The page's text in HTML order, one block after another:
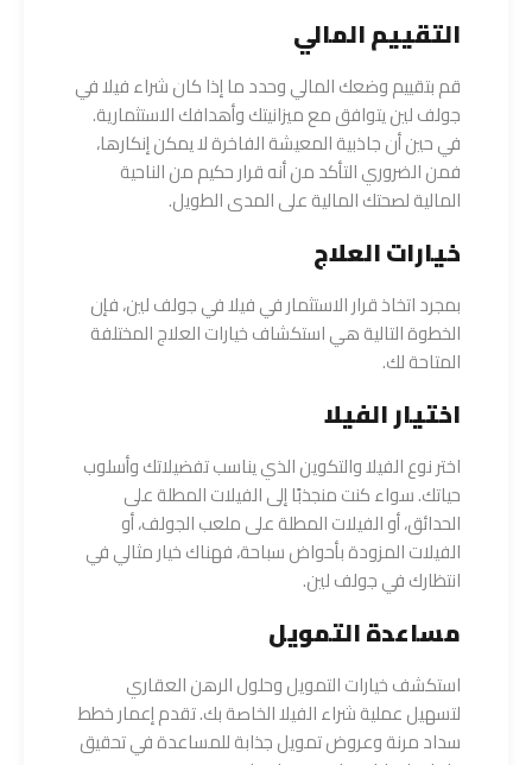
التقييم المالي
قم بتقييم وضعك المالي وحدد ما إذا كان شراء فيلا في
جولف لين يتوافق مع ميزانيتك وأهدافك الاستثمارية.
في حين أن جاذبية المعيشة الفاخرة لا يمكن إنكارها،
فمن الضروري التأكد من أنه قرار حكيم من الناحية
المالية لصحتك المالية على المدى الطويل.
خيارات العلاج
بمجرد اتخاذ قرار الاستثمار في فيلا في جولف لين، فإن
الخطوة التالية هي استكشاف خيارات العلاج المختلفة
المتاحة لك.
اختيار الفيلا
اختر نوع الفيلا والتكوين الذي يناسب تفضيلاتك وأسلوب
حياتك. سواء كنت منجذبًا إلى الفيلات المطلة على
الحدائق، أو الفيلات المطلة على ملعب الجولف، أو
الفيلات المزودة بأحواض سباحة، فهناك خيار مثالي في
انتظارك في جولف لين.
مساعدة التمويل
استكشف خيارات التمويل وحلول الرهن العقاري
لتسهيل عملية شراء الفيلا الخاصة بك. تقدم إعمار خطط
سداد مرنة وعروض تمويل جذابة للمساعدة في تحقيق